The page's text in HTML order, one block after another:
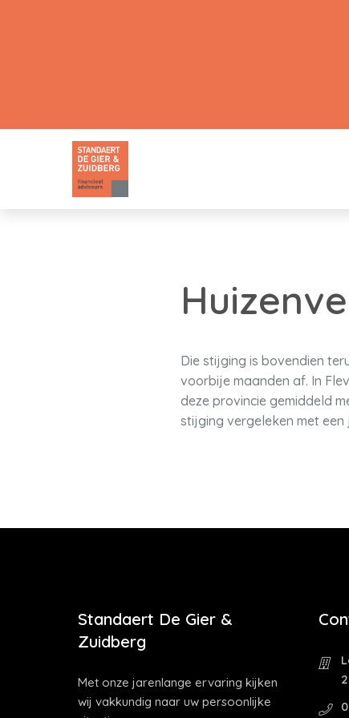
Die stijging is bovendien
voorbije maanden af. In
deze provincie gemiddeld
stijging vergeleken met
Standaert De Gier &
Zuidberg
Met onze jarenlange ervaring kijken
wij vakkundig naar uw persoonlijke